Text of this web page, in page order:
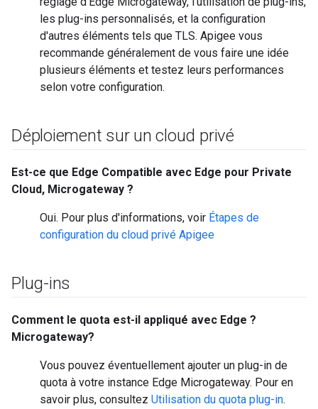
les plug-ins personnalisés, et la configuration
d'autres éléments tels que TLS. Apigee vous
recommande généralement de vous faire une idée
plusieurs éléments et testez leurs performances
selon votre configuration.
Déploiement sur un cloud privé
Est-ce que Edge Compatible avec Edge pour Private
Cloud, Microgateway ?
Oui. Pour plus d'informations, voir Étapes de
configuration du cloud privé Apigee
Plug-ins
Comment le quota est-il appliqué avec Edge ?
Microgateway?
Vous pouvez éventuellement ajouter un plug-in de
quota à votre instance Edge Microgateway. Pour en
savoir plus, consultez Utilisation du quota plug-in.